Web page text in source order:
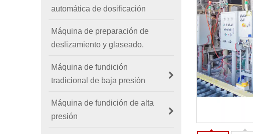
automática de dosificación
Máquina de preparación de
deslizamiento y glaseado.
Máquina de fundición
tradicional de baja presión
Máquina de fundición de alta
presión